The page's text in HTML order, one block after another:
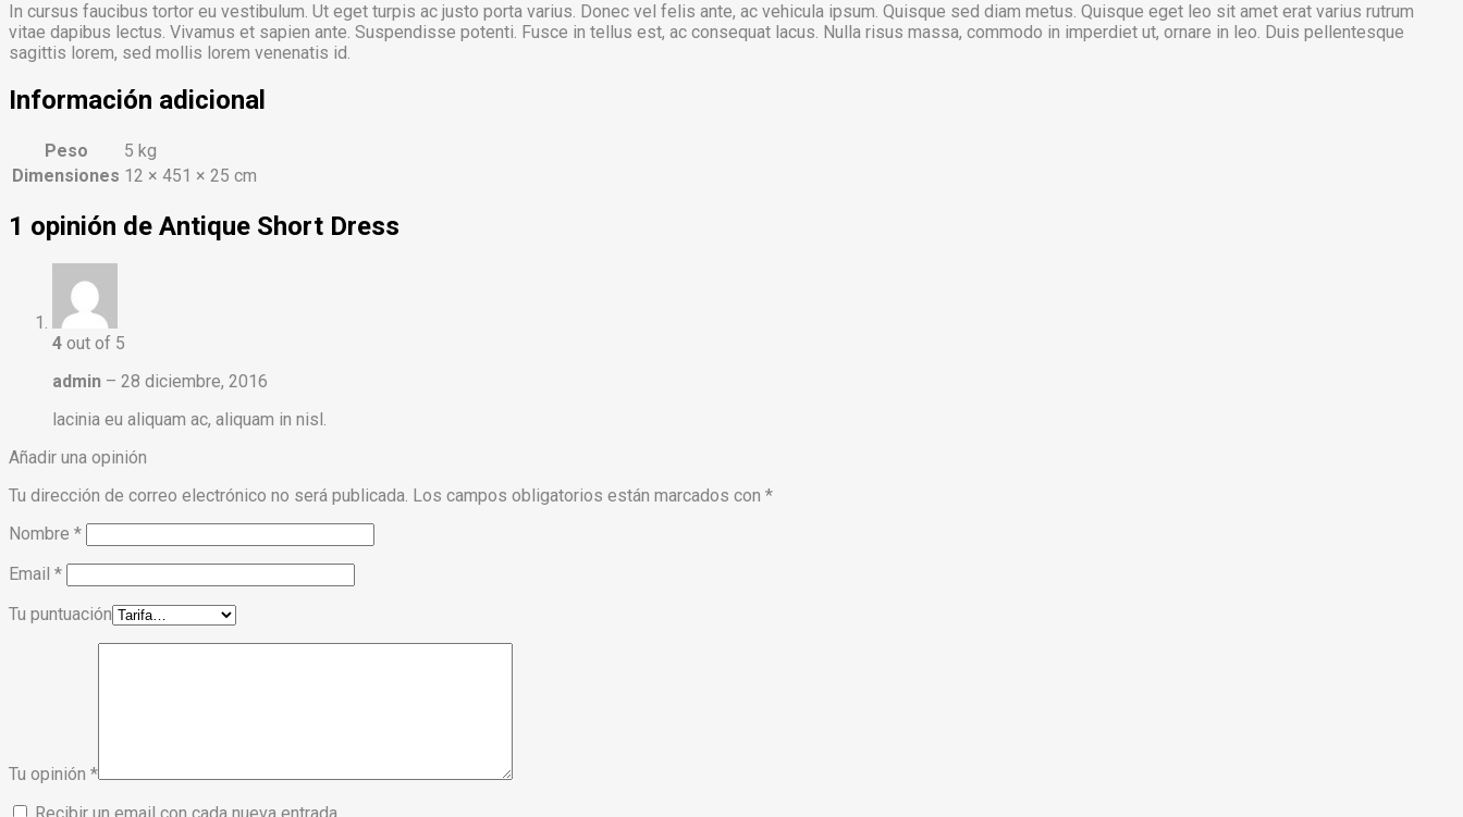
In cursus faucibus tortor eu vestibulum. Ut eget turpis ac justo porta varius. Donec vel felis ante, ac vehicula ipsum. Quisque sed diam metus. Quisque eget leo sit amet erat varius rutrum
vitae dapibus lectus. Vivamus et sapien ante. Suspendisse potenti. Fusce in tellus est, ac consequat lacus. Nulla risus massa, commodo in imperdiet ut, ornare in leo. Duis pellentesque
sagittis lorem, sed mollis lorem venenatis id.
Información adicional
Peso
5 kg
Dimensiones 12 × 451 × 25 cm
1 opinión de Antique Short Dress
4 out of 5
admin – 28 diciembre, 2016
lacinia eu aliquam ac, aliquam in nisl.
Añadir una opinión
Tu dirección de correo electrónico no será publicada. Los campos obligatorios están marcados con *
Nombre *
Email *
Tu puntuación
Tu opinión *